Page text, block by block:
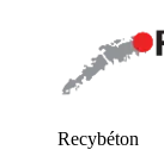
Recybéton